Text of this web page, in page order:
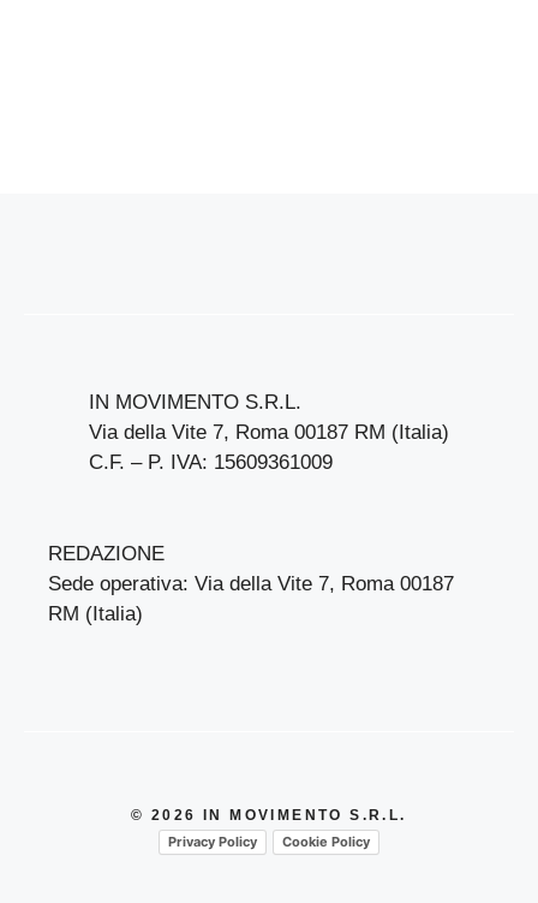
IN MOVIMENTO S.R.L.
Via della Vite 7, Roma 00187 RM (Italia)
C.F. – P. IVA: 15609361009
REDAZIONE
Sede operativa: Via della Vite 7, Roma 00187
RM (Italia)
© 2026 IN MOVIMENTO S.R.L.
Privacy Policy
Cookie Policy